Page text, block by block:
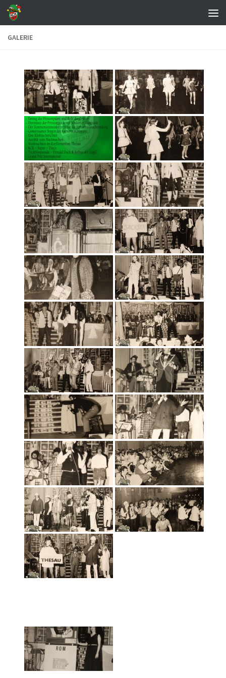
Zum Inhalt springen
GALERIE